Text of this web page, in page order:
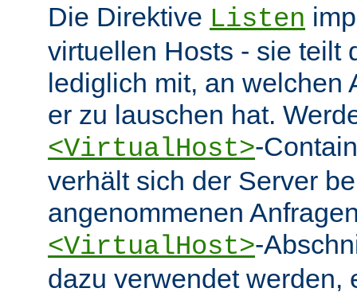
Die Direktive Listen
virtuellen Hosts - sie teilt
lediglich mit, an welchen
er zu lauschen hat.
<VirtualHost>-
verhält sich der Server
angenommenen
<VirtualHost>-
dazu verwendet werden,